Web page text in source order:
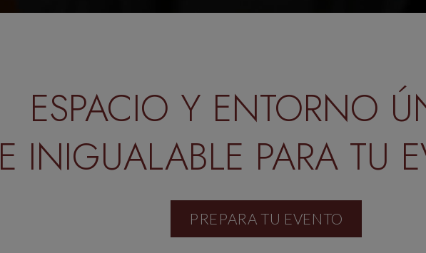
ESPACIO Y ENTORNO
E INIGUALABLE PARA TU
PREPARA TU EVENTO